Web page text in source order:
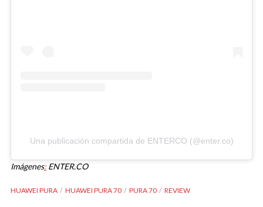
Una publicación compartida de ENTERCO (@enter.co)
Imágenes: ENTER.CO
HUAWEI PURA HUAWEI PURA 70 PURA 70 REVIEW